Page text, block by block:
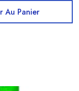
Au Panier